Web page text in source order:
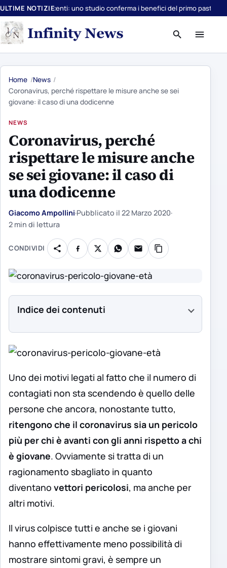
ULTIME NOTIZIE
adolescenti: uno studio conferma i benefici del primo pastoAvocado
Apri
Apri
Home News
Coronavirus, perché rispettare le misure anche se sei
giovane: il caso di una dodicenne
NEWS
Coronavirus, perché
rispettare le misure anche
se sei giovane: il caso di
una dodicenne
Giacomo Ampollini·Pubblicato il 22 Marzo 2020·
2 min di lettura
CONDIVIDI
Indice dei contenuti
Uno dei motivi legati al fatto che il numero di
contagiati non sta scendendo è quello delle
persone che ancora, nonostante tutto,
ritengono che il coronavirus sia un pericolo
più per chi è avanti con gli anni rispetto a chi
è giovane. Ovviamente si tratta di un
ragionamento sbagliato in quanto
diventano vettori pericolosi, ma anche per
altri motivi.
Il virus colpisce tutti e anche se i giovani
hanno effettivamente meno possibilità di
mostrare sintomi gravi, è sempre un